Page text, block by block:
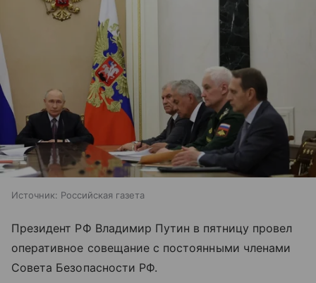
Источник: Российская газета
Президент РФ Владимир Путин в пятницу провел
оперативное совещание с постоянными членами
Совета Безопасности РФ.